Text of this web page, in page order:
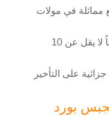
مماثلة في مولات
: اختيار مقاول يقدم ضماناً لا يقل عن 10
على التأخير
بورد